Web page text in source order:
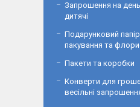
Запрошення на
дитячі
Подарунковий
пакування та
Пакети та коробки
Конверти для
весільні